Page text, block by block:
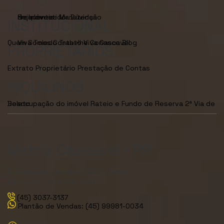
Seja Investidor
Dúvidas Frequentes
Manutenção de Imóveis
INSTITUCIONAL
Quem Somos Contato Viva Cascavel
Viva Toledo Trabalhe Conosco Blog
PROPRIETÁRIOS
Extrato Proprietário Prestação de Contas
Desocupação do imóvel Rateio e Fundo de Reserva
2ª Via de Boleto
(45) 3037-3137
Plantão de Vendas: (45) 99981-0034